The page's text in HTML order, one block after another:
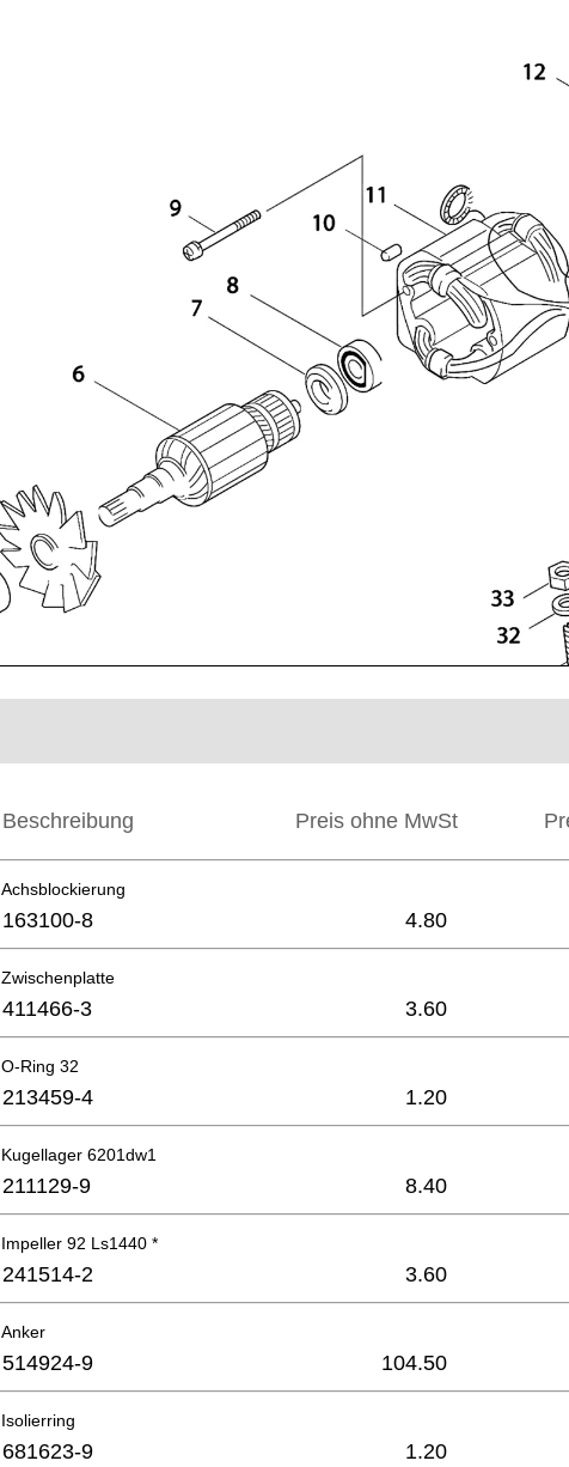
Beschreibung Preis ohne MwSt
Achsblockierung
163100-8 4.80
Zwischenplatte
411466-3 3.60
O-Ring 32
213459-4 1.20
Kugellager 6201dw1
211129-9 8.40
Impeller 92 Ls1440 *
241514-2 3.60
Anker
514924-9 104.50
Isolierring
681623-9 1.20